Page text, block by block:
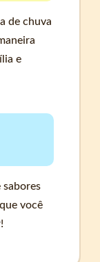
de chuva
e
sabores
você